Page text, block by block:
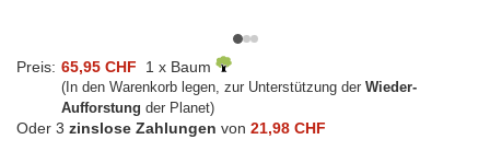
Preis: 65,95 CHF 1 x Baum
(In den Warenkorb legen, zur Unterstützung der Wieder-
Aufforstung der Planet)
Oder 3 zinslose Zahlungen von 21,98 CHF